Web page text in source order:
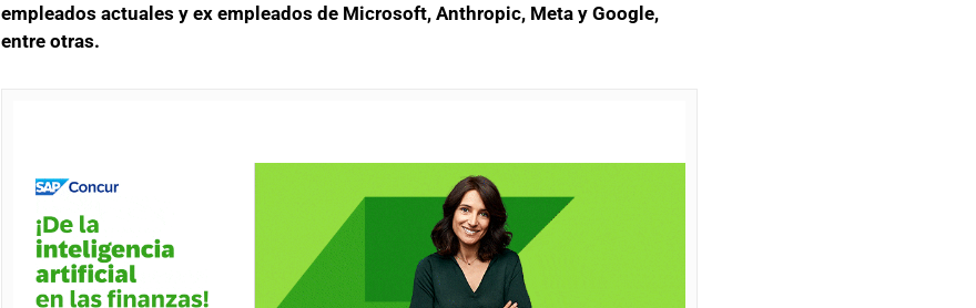
empleados actuales y ex empleados de Microsoft, Anthropic, Meta y Google,
entre otras.